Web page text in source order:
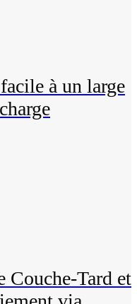
à un large
Couche-Tard et